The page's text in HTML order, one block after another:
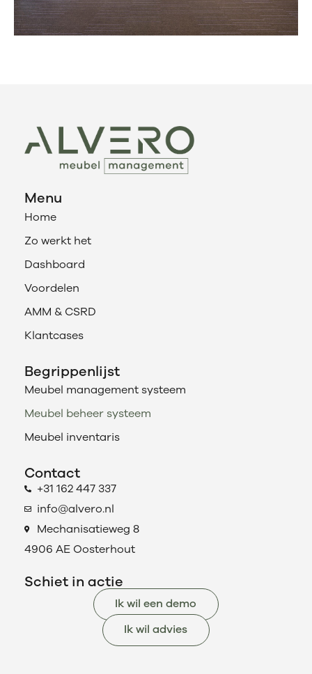
Menu
Home
Zo werkt het
Dashboard
Voordelen
AMM & CSRD
Klantcases
Begrippenlijst
Meubel management systeem
Meubel beheer systeem
Meubel inventaris
Contact
+31 162 447 337
info@alvero.nl
Mechanisatieweg 8
4906 AE Oosterhout
Schiet in actie
Ik wil een demo
Ik wil advies